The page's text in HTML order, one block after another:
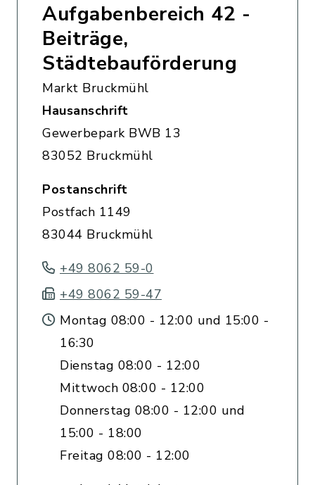
Aufgabenbereich 42 -
Beiträge,
Städtebauförderung
Markt Bruckmühl
Hausanschrift
Gewerbepark BWB 13
83052 Bruckmühl
Postanschrift
Postfach 1149
83044 Bruckmühl
+49 8062 59-0
+49 8062 59-47
Montag 08:00 - 12:00 und 15:00 -
16:30
Dienstag 08:00 - 12:00
Mittwoch 08:00 - 12:00
Donnerstag 08:00 - 12:00 und
15:00 - 18:00
Freitag 08:00 - 12:00